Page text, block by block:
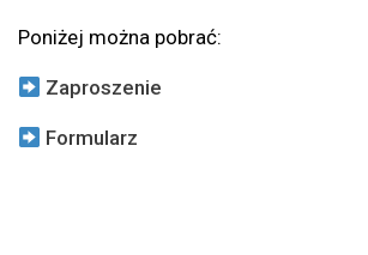
Poniżej można pobrać:
Zaproszenie
Formularz